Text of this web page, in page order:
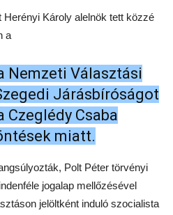
Károly alelnök tett közzé
a
Nemzeti Választási
Járásbíróságot
Csaba
miatt.
Polt Péter törvényi
jogalap mellőzésével
jelöltként induló szocialista